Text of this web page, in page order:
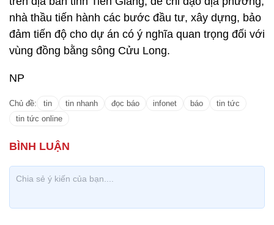
nhà thầu tiến hành các bước đầu tư, xây dựng, bảo
đảm tiến độ cho dự án có ý nghĩa quan trọng đối với
vùng đồng bằng sông Cửu Long.
NP
Chủ đề: tin tin nhanh đọc báo infonet báo
tin tức
tin tức online